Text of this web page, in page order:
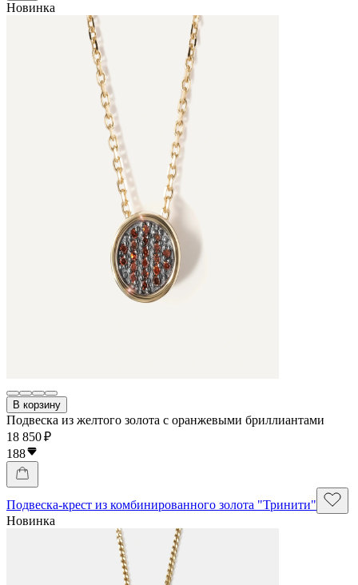
Новинка
В корзину
Подвеска из желтого золота с оранжевыми бриллиантами
18 850 ₽
188
Подвеска-крест из комбинированного золота "Тринити"
Новинка